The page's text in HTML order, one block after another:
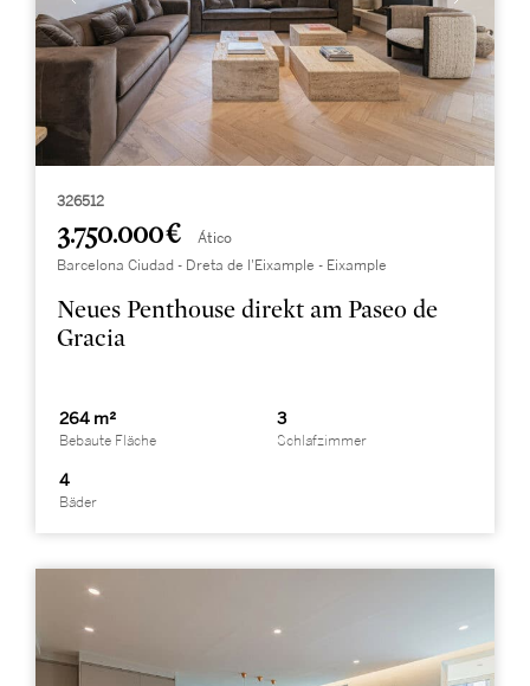
326512
3.750.000 € Ático
Barcelona Ciudad - Dreta de l'Eixample - Eixample
Neues Penthouse direkt am Paseo de
Gracia
264 m²
Bebaute Fläche
3
Schlafzimmer
4
Bäder